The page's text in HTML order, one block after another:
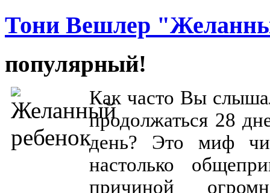
Тони Вешлер
популярный!
Как часто Вы
продолжаться 28
день? Это миф
настолько
причиной